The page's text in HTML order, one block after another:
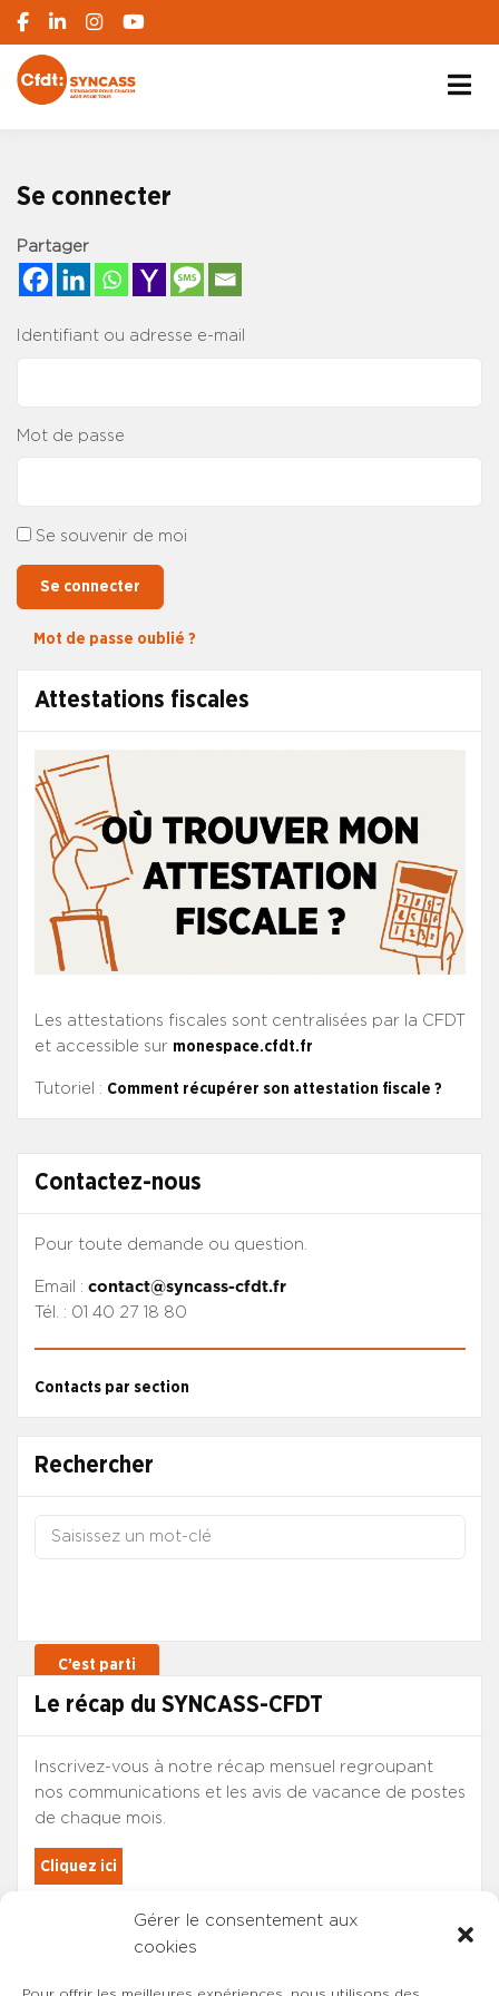
Gérer le consentement aux
cookies
Attestations fiscales
Les attestations fiscales sont centralisées par la CFDT
et accessible sur monespace.cfdt.fr
Tutoriel : Comment récupérer son attestation fiscale ?
Contactez-nous
Pour toute demande ou question.
Email : contact@syncass-cfdt.fr
Tél. : 01 40 27 18 80
Contacts par section
Se connecter
Partager
Identifiant ou adresse e-mail
Mot de passe
Se souvenir de moi
Se connecter
Mot de passe oublié ?
Rechercher
Le récap du SYNCASS-CFDT
Inscrivez-vous à notre récap mensuel regroupant
nos communications et les avis de vacance de postes
de chaque mois.
Cliquez ici
Les adhérents du SYNCASS-CFDT
sont automatiquement inscrits.